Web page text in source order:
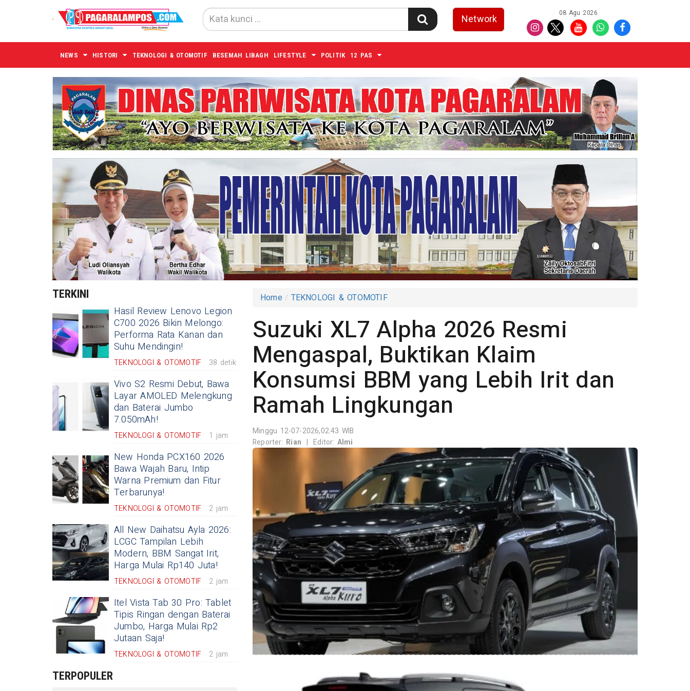
Network 08 Agu 2026
NEWS HISTORI TEKNOLOGI & OTOMOTIF BESEMAH LIBAGH LIFESTYLE POLITIK 12 PAS
TERKINI
Hasil Review Lenovo Legion
C700 2026 Bikin Melongo:
Performa Rata Kanan dan
Suhu Mendingin!
TEKNOLOGI & OTOMOTIF 38 detik
Vivo S2 Resmi Debut, Bawa
Layar AMOLED Melengkung
dan Baterai Jumbo
7.050mAh!
TEKNOLOGI & OTOMOTIF 1 jam
New Honda PCX160 2026
Bawa Wajah Baru, Intip
Warna Premium dan Fitur
Terbarunya!
TEKNOLOGI & OTOMOTIF 2 jam
All New Daihatsu Ayla 2026:
LCGC Tampilan Lebih
Modern, BBM Sangat Irit,
Harga Mulai Rp140 Juta!
TEKNOLOGI & OTOMOTIF 2 jam
Itel Vista Tab 30 Pro: Tablet
Tipis Ringan dengan Baterai
Jumbo, Harga Mulai Rp2
Jutaan Saja!
TEKNOLOGI & OTOMOTIF 2 jam
TERPOPULER
Home TEKNOLOGI & OTOMOTIF
Suzuki XL7 Alpha 2026 Resmi
Mengaspal, Buktikan Klaim
Konsumsi BBM yang Lebih Irit dan
Ramah Lingkungan
Minggu 12-07-2026,02:43 WIB
Reporter: Rian | Editor: Almi